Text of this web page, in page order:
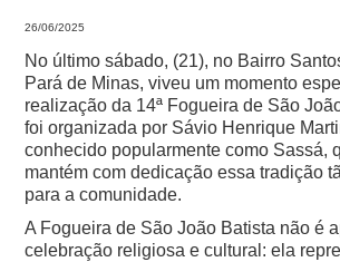
26/06/2025
No último sábado, (21), no Bairro
Pará de Minas, viveu um momento
realização da 14ª Fogueira de São
foi organizada por Sávio Henrique
conhecido popularmente como Sassá,
mantém com dedicação essa tradição
para a comunidade.
A Fogueira de São João Batista não é
celebração religiosa e cultural: ela